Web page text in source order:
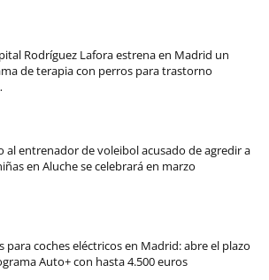
Rodríguez Lafora estrena en Madrid un
de terapia con perros para trastorno
al entrenador de voleibol acusado de agredir a
en Aluche se celebrará en marzo
para coches eléctricos en Madrid: abre el plazo
Auto+ con hasta 4.500 euros